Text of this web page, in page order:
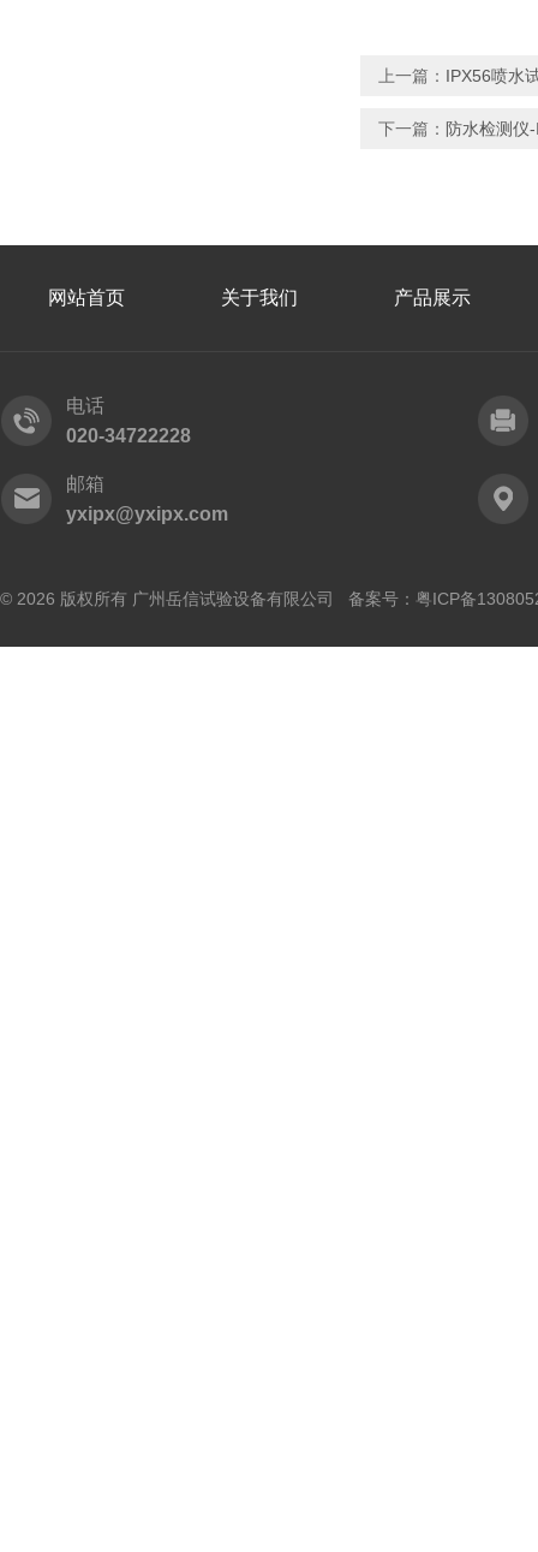
上一篇： IPX56喷水
下一篇： 防水检测仪
网站首页 关于我们 产品展示
电话
020-34722228
邮箱
yxipx@yxipx.com
© 2026 版权所有 广州岳信试验设备有限公司 备案号： 粤ICP备